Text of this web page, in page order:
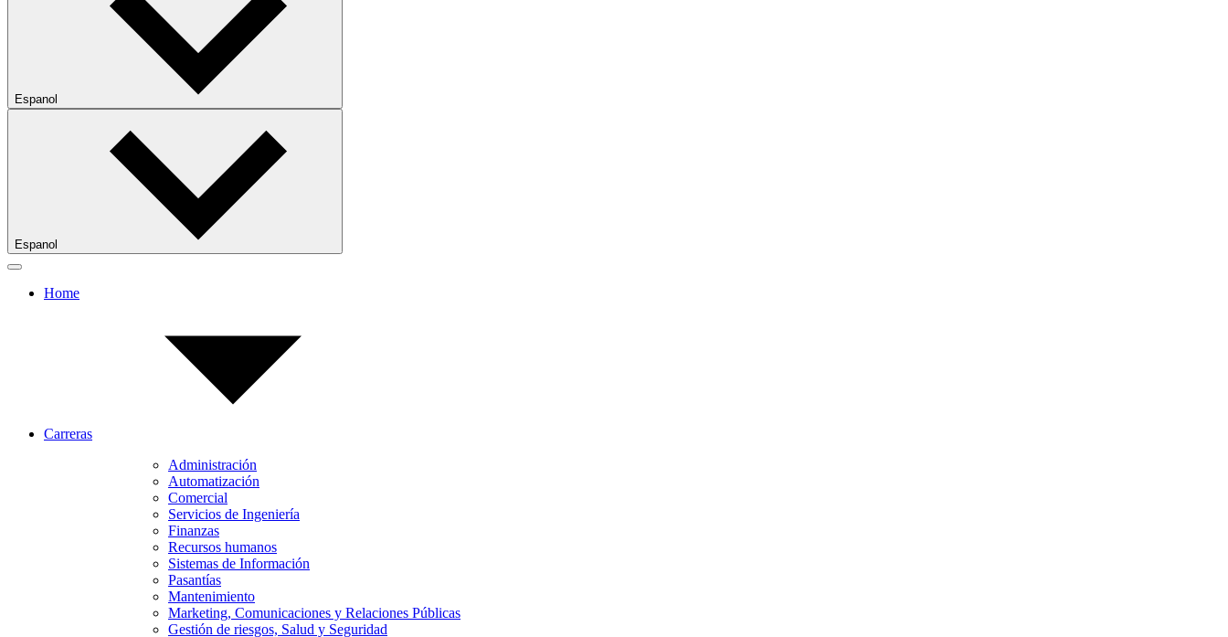
Espanol
Espanol
Home
Carreras
Administración
Automatización
Comercial
Servicios de Ingeniería
Finanzas
Recursos humanos
Sistemas de Información
Pasantías
Mantenimiento
Marketing, Comunicaciones y Relaciones Públicas
Gestión de riesgos, Salud y Seguridad